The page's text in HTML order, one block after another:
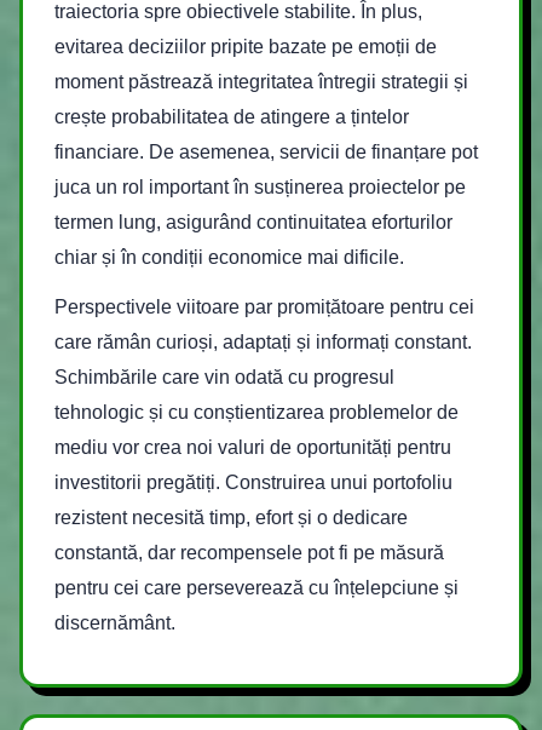
traiectoria spre obiectivele stabilite. În plus,
evitarea deciziilor pripite bazate pe emoții de
moment păstrează integritatea întregii strategii și
crește probabilitatea de atingere a țintelor
financiare. De asemenea, servicii de finanțare pot
juca un rol important în susținerea proiectelor pe
termen lung, asigurând continuitatea eforturilor
chiar și în condiții economice mai dificile.
Perspectivele viitoare par promițătoare pentru cei
care rămân curioși, adaptați și informați constant.
Schimbările care vin odată cu progresul
tehnologic și cu conștientizarea problemelor de
mediu vor crea noi valuri de oportunități pentru
investitorii pregătiți. Construirea unui portofoliu
rezistent necesită timp, efort și o dedicare
constantă, dar recompensele pot fi pe măsură
pentru cei care perseverează cu înțelepciune și
discernământ.